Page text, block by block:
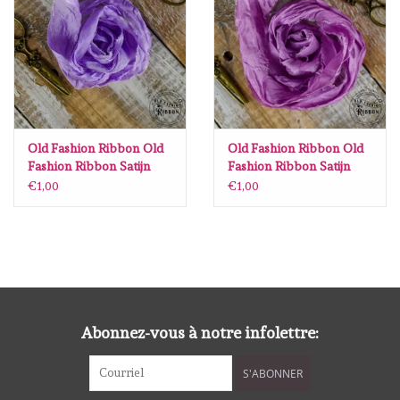
diversen
embossingpoeders
inkleurbenodigdheden
Lint
schudmateriaal
Old Fashion Ribbon Old
Fashion Ribbon Satijn
Lavender OLDSB32
€1,00
Old Fashion Ribbon Old
Fashion Ribbon Satijn
Peony OLDSB49
€1,00
Abonnez-vous à notre infolettre:
S'ABONNER